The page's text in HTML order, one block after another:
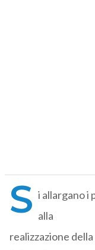
S i allargano i
alla
realizzazione